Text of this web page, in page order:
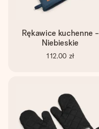
Rękawice kuchenne -
Niebieskie
112,00 zł